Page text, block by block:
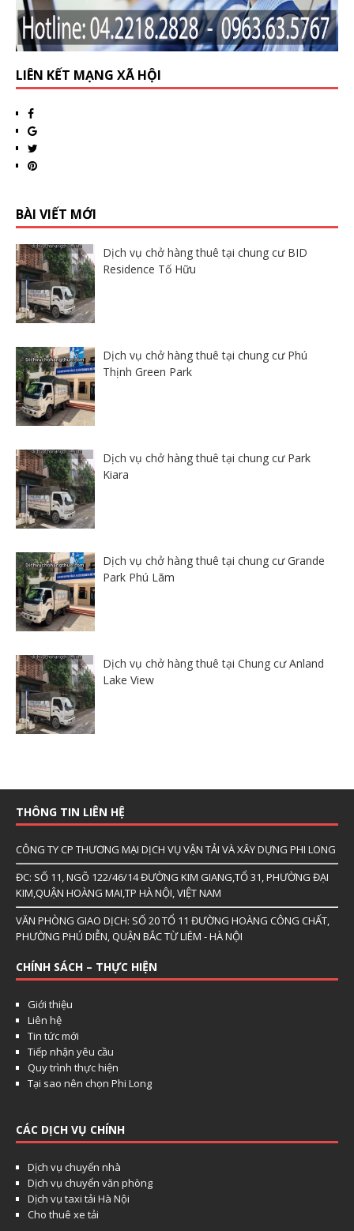
LIÊN KẾT MẠNG XÃ HỘI
BÀI VIẾT MỚI
Dịch vụ chở hàng thuê tại chung cư BID
Residence Tố Hữu
Dịch vụ chở hàng thuê tại chung cư Phú
Thịnh Green Park
Dịch vụ chở hàng thuê tại chung cư Park
Kiara
Dịch vụ chở hàng thuê tại chung cư Grande
Park Phú Lãm
Dịch vụ chở hàng thuê tại Chung cư Anland
Lake View
THÔNG TIN LIÊN HỆ
CÔNG TY CP THƯƠNG MẠI DỊCH VỤ VẬN TẢI VÀ XÂY DỰNG PHI LONG
ĐC: SỐ 11, NGÕ 122/46/14 ĐƯỜNG KIM GIANG,TỔ 31, PHƯỜNG ĐẠI
KIM,QUẬN HOÀNG MAI,TP HÀ NỘI, VIỆT NAM
VĂN PHÒNG GIAO DỊCH: SỐ 20 TỔ 11 ĐƯỜNG HOÀNG CÔNG CHẤT,
PHƯỜNG PHÚ DIỄN, QUẬN BẮC TỪ LIÊM - HÀ NỘI
CHÍNH SÁCH – THỰC HIỆN
Giới thiệu
Liên hệ
Tin tức mới
Tiếp nhận yêu cầu
Quy trình thực hiện
Tại sao nên chọn Phi Long
CÁC DỊCH VỤ CHÍNH
Dịch vụ chuyển nhà
Dịch vụ chuyển văn phòng
Dịch vụ taxi tải Hà Nội
Cho thuê xe tải